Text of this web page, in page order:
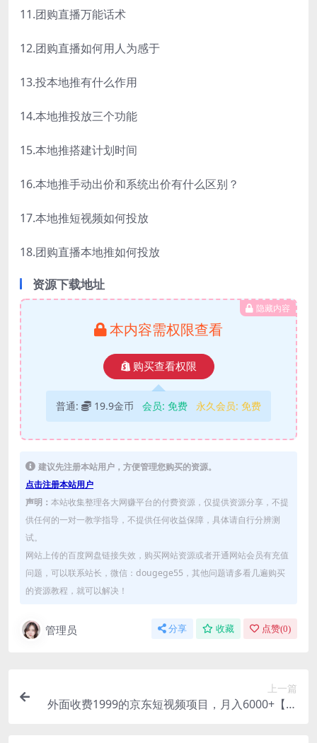
11.团购直播万能话术
12.团购直播如何用人为感于
13.投本地推有什么作用
14.本地推投放三个功能
15.本地推搭建计划时间
16.本地推手动出价和系统出价有什么区别？
17.本地推短视频如何投放
18.团购直播本地推如何投放
资源下载地址
隐藏内容
本内容需权限查看
购买查看权限
普通: 19.9金币 会员: 免费 永久会员: 免费
建议先注册本站用户，方便管理您购买的资源。
点击注册本站用户
声明： 本站收集整理各大网赚平台的付费资源，仅提供资源分享，不提
供任何的一对一教学指导，不提供任何收益保障，具体请自行分辨测
试。
网站上传的百度网盘链接失效，购买网站资源或者开通网站会员有充值
问题，可以联系站长，微信：dougege55，其他问题请多看几遍购买
的资源教程，就可以解决！
管理员 分享 收藏 点赞(0)
上一篇
外面收费1999的京东短视频项目，月入6000+【自